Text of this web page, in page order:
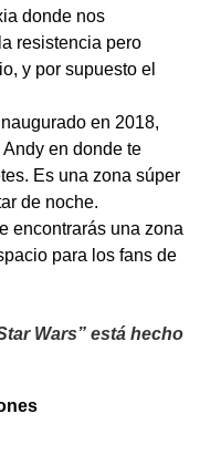
donde nos
resistencia pero
y por supuesto el
en 2018,
en donde te
Es una zona súper
de noche.
encontrarás una zona
para los fans de
Wars” está hecho